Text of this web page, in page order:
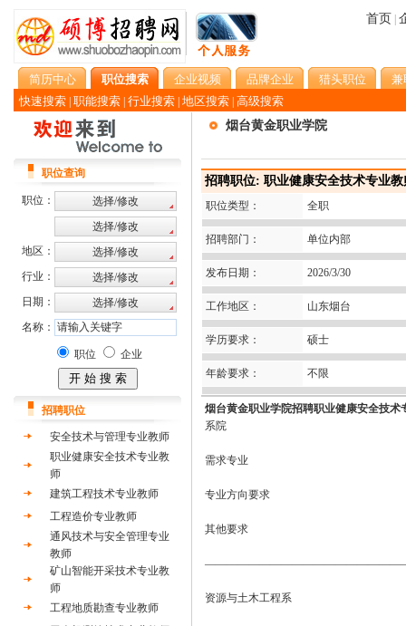
首页
简历中心 职位搜索 企业视频 品牌企业 猎头职位
兼
快速搜索 职能搜索 行业搜索 地区搜索 高级搜索
职位查询
职位：
地区：
行业：
日期：
名称：
职位 企业
招聘职位
安全技术与管理专业教师
职业健康安全技术专业教
师
建筑工程技术专业教师
工程造价专业教师
通风技术与安全管理专业
教师
矿山智能开采技术专业教
师
工程地质勘查专业教师
烟台黄金职业学院
招聘职位: 职业健康安全技术专业教
职位类型： 全职
招聘部门： 单位内部
发布日期： 2026/3/30
工作地区： 山东烟台
学历要求： 硕士
年龄要求： 不限
烟台黄金职业学院招聘职业健康安全技术
系院
需求专业
专业方向要求
其他要求
资源与土木工程系